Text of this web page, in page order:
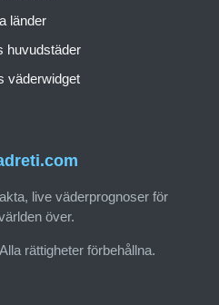
live väderprognoser för
över.
rättigheter förbehållna.
länder
huvudstäder
väderwidget